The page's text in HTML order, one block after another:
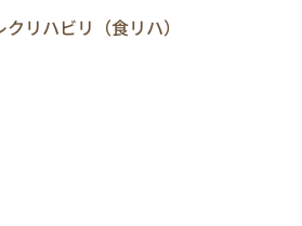
リハビリ（食リハ）